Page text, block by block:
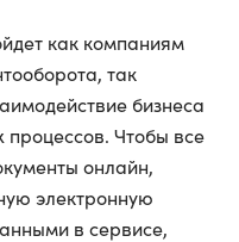
как компаниям
так
бизнеса
процессов. Чтобы все
онлайн,
электронную
в сервисе,